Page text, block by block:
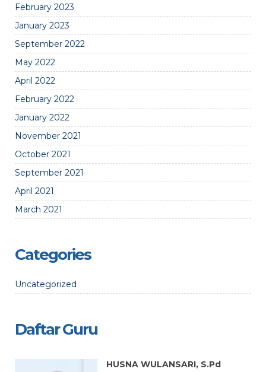
February 2023
January 2023
September 2022
May 2022
April 2022
February 2022
January 2022
November 2021
October 2021
September 2021
April 2021
March 2021
Categories
Uncategorized
Daftar Guru
HUSNA WULANSARI, S.Pd